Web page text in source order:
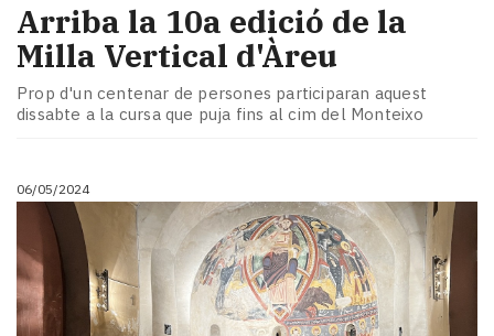
Arriba la 10a edició de la
Milla Vertical d'Àreu
Prop d'un centenar de persones participaran aquest
dissabte a la cursa que puja fins al cim del Monteixo
06/05/2024